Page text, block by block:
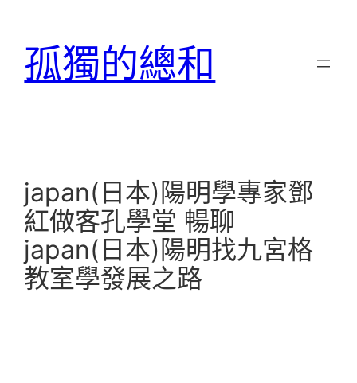
孤獨的總和
japan(日本)陽明學專家鄧
紅做客孔學堂 暢聊
japan(日本)陽明找九宮格
教室學發展之路